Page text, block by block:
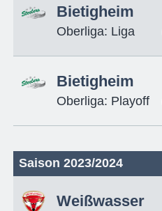
Bietigheim
Oberliga: Liga
Bietigheim
Oberliga: Playoff
Saison 2023/2024
Weißwasser